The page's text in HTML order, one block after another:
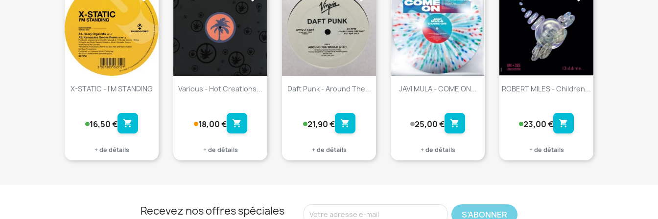
X-STATIC - I'M STANDING
16,50 € shopping_cart
+ de détails
Various - Hot Creations...
18,00 € shopping_cart
+ de détails
Daft Punk - Around The...
21,90 € shopping_cart
+ de détails
JAVI MULA - COME ON...
25,00 € shopping_cart
+ de détails
ROBERT MILES - Children...
23,00 € shopping_cart
+ de détails
Recevez nos offres spéciales